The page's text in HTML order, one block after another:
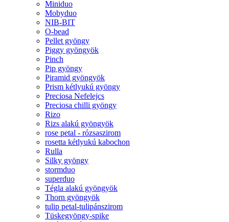
Miniduo
Mobyduo
NIB-BIT
O-bead
Pellet gyöngy
Piggy gyöngyök
Pinch
Pip gyöngy
Piramid gyöngyök
Prism kétlyukú gyöngy
Preciosa Nefelejcs
Preciosa chilli gyöngy
Rizo
Rizs alakú gyöngyök
rose petal - rózsaszirom
rosetta kétlyukú kabochon
Rulla
Silky gyöngy
stormduo
superduo
Tégla alakú gyöngyök
Thorn gyöngyök
tulip petal-tulipánszirom
Tüskegyöngy-spike